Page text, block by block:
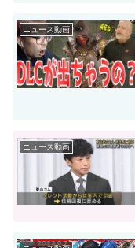
ニュース動画
ニュース動画